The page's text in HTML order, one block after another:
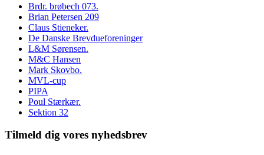
Brdr. brøbech 073.
Brian Petersen 209
Claus Stieneker.
De Danske Brevdueforeninger
L&M Sørensen.
M&C Hansen
Mark Skovbo.
MVL-cup
PIPA
Poul Stærkær.
Sektion 32
Tilmeld dig vores nyhedsbrev